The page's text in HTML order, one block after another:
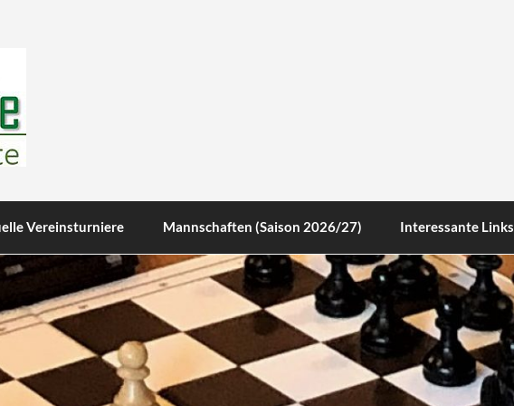
Vereinsturniere Mannschaften (Saison 2026/27) Interessante Links